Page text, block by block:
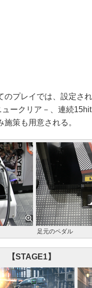
プレイでは、設定さ
ークリア－、連続
策も用意される。
足元のペダル
【STAGE1】